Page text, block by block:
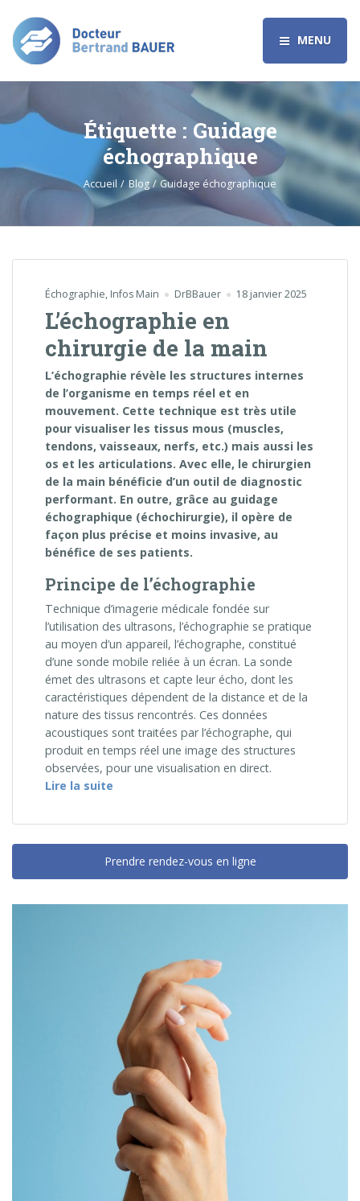
MENU
Étiquette : Guidage
échographique
Accueil Blog Guidage échographique
Échographie, Infos Main DrBBauer 18 janvier 2025
L’échographie en
chirurgie de la main
L’échographie révèle les structures internes
de l’organisme en temps réel et en
mouvement. Cette technique est très utile
pour visualiser les tissus mous (muscles,
tendons, vaisseaux, nerfs, etc.) mais aussi les
os et les articulations. Avec elle, le chirurgien
de la main bénéficie d’un outil de diagnostic
performant. En outre, grâce au guidage
échographique (échochirurgie), il opère de
façon plus précise et moins invasive, au
bénéfice de ses patients.
Principe de l’échographie
Technique d’imagerie médicale fondée sur
l’utilisation des ultrasons, l’échographie se pratique
au moyen d’un appareil, l’échographe, constitué
d’une sonde mobile reliée à un écran. La sonde
émet des ultrasons et capte leur écho, dont les
caractéristiques dépendent de la distance et de la
nature des tissus rencontrés. Ces données
acoustiques sont traitées par l’échographe, qui
produit en temps réel une image des structures
observées, pour une visualisation en direct.
Lire la suite
Prendre rendez-vous en ligne